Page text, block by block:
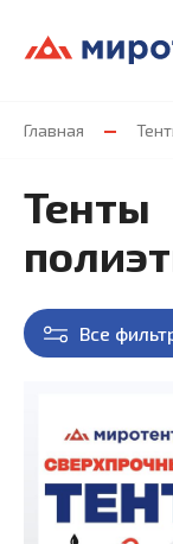
Главная
Тенты
Все